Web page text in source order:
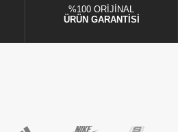
%100 ORİJİNAL
ÜRÜN GARANTİSİ